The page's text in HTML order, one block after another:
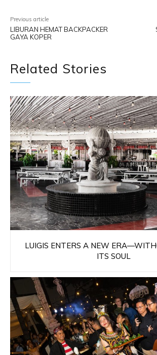
Previous article
LIBURAN HEMAT BACKPACKER
GAYA KOPER
Related Stories
LUIGIS ENTERS A NEW
ITS SOUL